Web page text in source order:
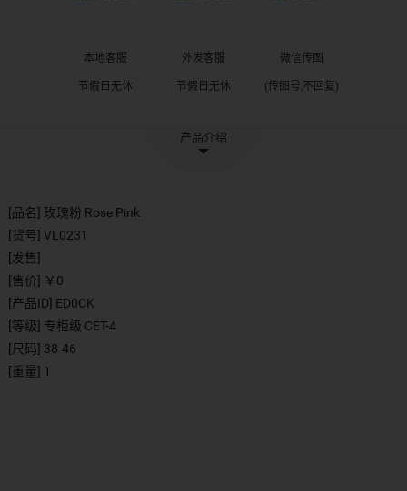
本地客服
节假日无休
外发客服
节假日无休
微信传图
(传图号,不回复)
产品介绍
[品名] 玫瑰粉 Rose Pink
[货号] VL0231
[发售]
[售价] ￥0
[产品ID] ED0CK
[等级] 专柜级 CET-4
[尺码] 38-46
[重量] 1